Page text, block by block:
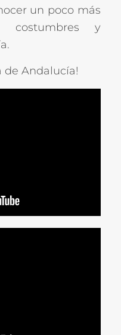
un poco más
costumbres y
de Andalucía!